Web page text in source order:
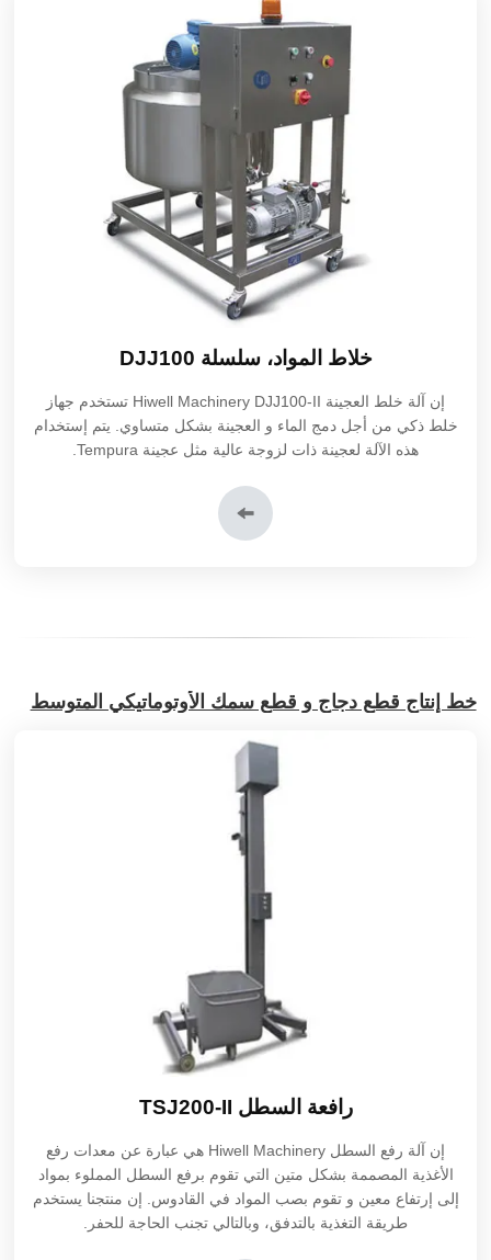
خلاط المواد، سلسلة DJJ100
إن آلة خلط العجينة DJJ100-II
Hiwell Machinery تستخدم جهاز
خلط ذكي من أجل دمج الماء و العجينة بشكل متساوي. يتم إستخدام
هذه الآلة لعجينة ذات لزوجة عالية مثل عجينة Tempura.
خط إنتاج قطع دجاج و قطع سمك الأوتوماتيكي المتوسط
رافعة السطل TSJ200-II
إن آلة رفع السطل Hiwell Machinery هي عبارة عن معدات رفع
الأغذية المصممة بشكل متين التي تقوم برفع السطل المملوء بمواد
إلى إرتفاع معين و تقوم بصب المواد في القادوس. إن منتجنا يستخدم
طريقة التغذية بالتدفق، وبالتالي تجنب الحاجة للحفر.